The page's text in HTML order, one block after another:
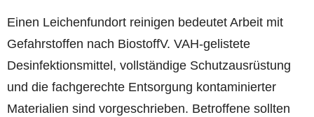
Einen Leichenfundort reinigen bedeutet Arbeit mit
Gefahrstoffen nach BiostoffV. VAH-gelistete
Desinfektionsmittel, vollständige Schutzausrüstung
und die fachgerechte Entsorgung kontaminierter
Materialien sind vorgeschrieben. Betroffene sollten